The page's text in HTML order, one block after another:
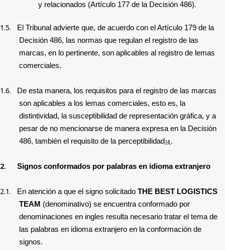
y relacionados (Artículo 177 de la Decisión 486).
1.5. E l Tribunal advierte que, de acuerdo con el Artículo 179 de la
Decisión 486, las normas que regulan el registro de las
marcas, en lo pertinente, son aplicables al registro de lemas
comerciales.
1.6.
De esta manera, los requisitos para el registro de las marcas
son aplicables a los lemas comerciales, esto es, la
distintividad, la susceptibilidad de representación gráfica, y a
pesar de no mencionarse de manera expresa en la Decisión
486, también el requisito de la perceptibilidad [4] .
2. Signos conformados por palabras en idioma extranjero
2.1. En atención a que el signo solicitado THE BEST LOGISTICS
TEAM (denominativo) se encuentra conformado por
denominaciones en ingles resulta necesario tratar el tema de
las palabras en idioma extranjero en la conformación de
signos.